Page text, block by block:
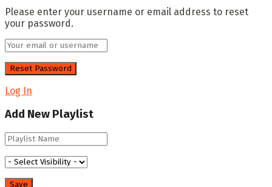
Please enter your username or email address to reset
your password.
Log In
Add New Playlist